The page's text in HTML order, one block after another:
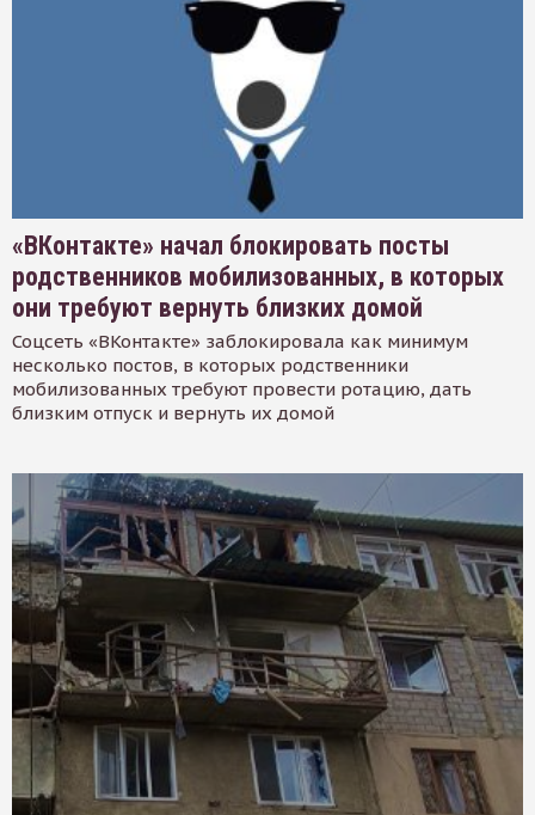
«ВКонтакте» начал блокировать посты
родственников мобилизованных, в которых
они требуют вернуть близких домой
Соцсеть «ВКонтакте» заблокировала как минимум
несколько постов, в которых родственники
мобилизованных требуют провести ротацию, дать
близким отпуск и вернуть их домой